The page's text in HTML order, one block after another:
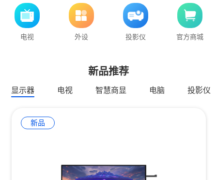
电视 外设 投影仪 官方商城
新品推荐
显示器 电视 智慧商显 电脑 投影仪
新品